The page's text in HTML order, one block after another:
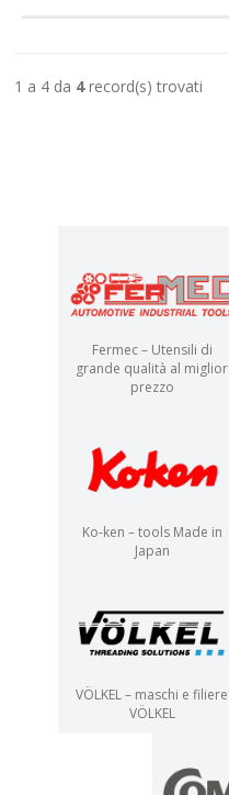
1 a 4 da 4record(s) trovati
Fermec – Utensili di
grande qualità al miglior
prezzo
Ko-ken – tools Made in
Japan
VÖLKEL – maschi e filiere
VÖLKEL